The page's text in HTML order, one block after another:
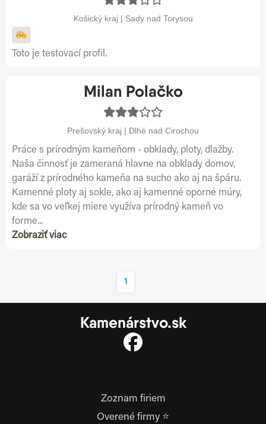
Košický kraj | Sady nad Torysou
Toto je testovací profil.
Milan Polačko
Prešovský kraj | Dlhé nad Cirochou
Práce s prírodným kameňom - obklady, ploty, dlažby.
Naša činnosť je zameraná hlavne na obklady domov,
garáží z prírodného kameňa na sucho ako aj na špáru.
Kamenné ploty aj sokle, ako aj kamenné oporné múry,
kde sa vo veľkej miere využíva prírodný kameň vo
forme...
Zobraziť viac
1
Kamenárstvo.sk
Zoznam firiem
Overené firmy ⭐